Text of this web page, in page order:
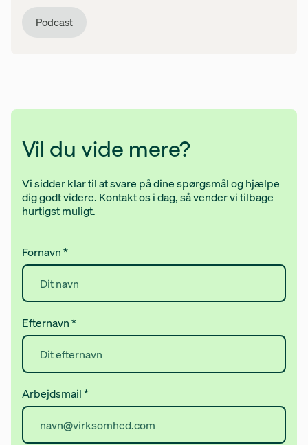
Podcast
Vil du vide mere?
Vi sidder klar til at svare på dine spørgsmål og hjælpe
dig godt videre. Kontakt os i dag, så vender vi tilbage
hurtigst muligt.
Fornavn*
Efternavn*
Arbejdsmail*